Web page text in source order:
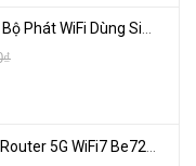
tiết bất kỳ đối tượng